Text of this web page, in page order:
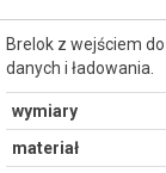
Brelok z wejściem
danych i ładowania.
wymiary
materiał